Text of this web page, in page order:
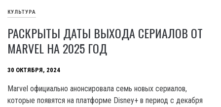
КУЛЬТУРА
РАСКРЫТЫ ДАТЫ ВЫХОДА СЕРИАЛОВ ОТ
MARVEL НА 2025 ГОД
30 ОКТЯБРЯ, 2024
Marvel официально анонсировала семь новых сериалов,
которые появятся на платформе Disney+ в период с декабря